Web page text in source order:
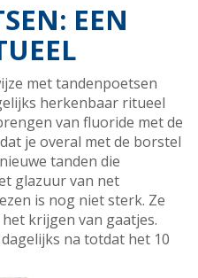
EEN
met tandenpoetsen
herkenbaar ritueel
van fluoride met de
je overal met de borstel
tanden die
glazuur van net
is nog niet sterk. Ze
krijgen van gaatjes.
na totdat het 10